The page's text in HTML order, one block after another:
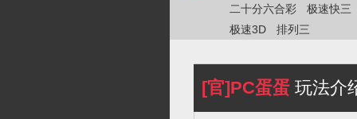
二十分六合彩
极速快三
极速3D
排列三
[官]PC蛋蛋 玩法介